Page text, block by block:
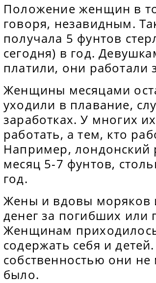
Положение женщин в
говоря, незавидным.
получала 5 фунтов
сегодня) в год.
платили, они работали
Женщины месяцами
уходили в плавание,
заработках. У многих
работать, а тем, кто
Например, лондонский
месяц 5-7 фунтов,
год.
Жены и вдовы моряков
денег за погибших или
Женщинам
содержать себя и
собственностью они
было.